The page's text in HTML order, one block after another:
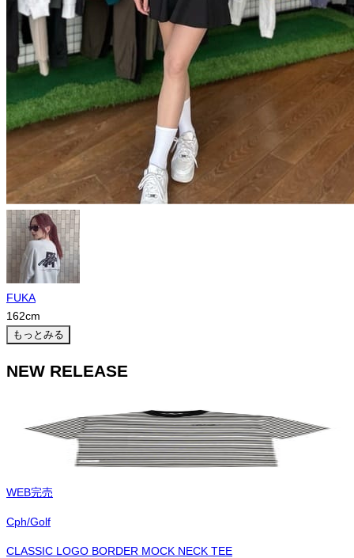
FUKA
162cm
もっとみる
NEW RELEASE
WEB完売
Cph/Golf
CLASSIC LOGO BORDER MOCK NECK TEE